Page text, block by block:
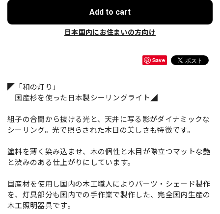
Add to cart
日本国内にお住まいの方向け
Save
◤「和の灯り」
国産杉を使った日本製シーリングライト◢
組子の合間から抜ける光と、天井に写る影がダイナミックな
シーリング。光で照らされた木目の美しさも特徴です。
塗料を薄く染み込ませ、木の個性と木目が際立つマットな艶
と渋みのある仕上がりにしています。
国産材を使用し国内の木工職人によりパーツ・シェード製作
を、灯具部分も国内での手作業で製作した、完全国内生産の
木工照明器具です。